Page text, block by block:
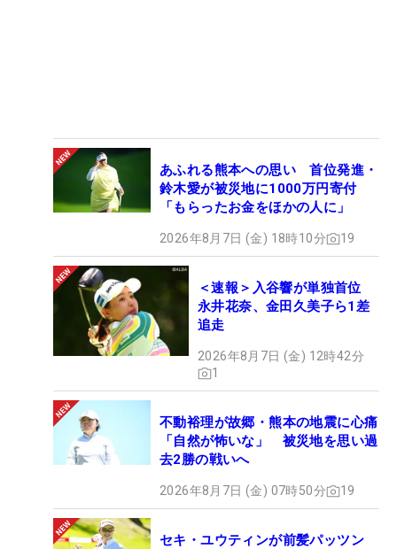
あふれる熊本への思い 首位発進・
鈴木愛が被災地に1000万円寄付
「もらったお金をほかの人に」
2026年8月7日 (金) 18時10分 19
＜速報＞入谷響が単独首位
永井花奈、金田久美子ら1差
追走
2026年8月7日 (金) 12時42分
1
不動裕理が故郷・熊本の地震に心痛
「自然が怖いな」 被災地を思い過
去2勝の戦いへ
2026年8月7日 (金) 07時50分 19
セキ・ユウティンが前髪パッツン